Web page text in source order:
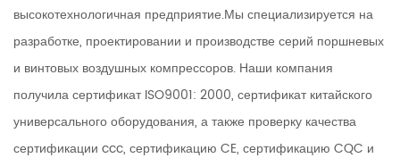
высокотехнологичная предприятие.Мы специализируется на
разработке, проектировании и производстве серий поршневых
и винтовых воздушных компрессоров. Наши компания
получила сертификат ISO9001: 2000, сертификат китайского
универсального оборудования, а также проверку качества
сертификации ccc, сертификацию CE, сертификацию CQC и